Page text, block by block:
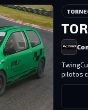
pilotos